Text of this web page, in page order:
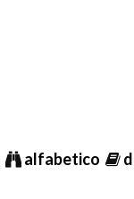
alfabetico